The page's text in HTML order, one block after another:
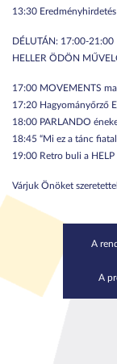
13:30 Eredményhirdetés
DÉLUTÁN: 17:00-21:00
HELLER ÖDÖN
17:00 MOVEMENTS
17:20 Hagyományőrző
18:00 PARLANDO
18:45 “Mi ez a tánc
19:00 Retro buli a HELP
Várjuk Önöket
A
A